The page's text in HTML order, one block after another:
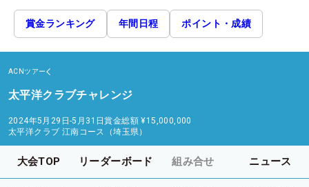
賞金ランキング 年間日程 ポイント・成績
ACNツアー
太平洋クラブチャレンジ
2024年5月29日-5月31日賞金総額 ¥15,000,000
太平洋クラブ 江南コース（埼玉県）
大会TOP リーダーボード 組み合せ ニュース